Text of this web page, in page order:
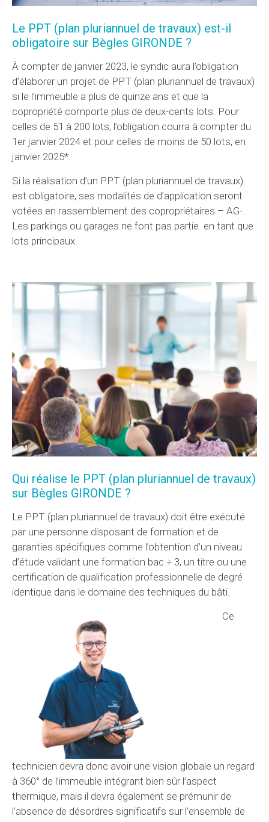
Le PPT (plan pluriannuel de travaux) est-il
obligatoire sur Bègles GIRONDE ?
À compter de janvier 2023, le syndic aura l’obligation
d’élaborer un projet de PPT (plan pluriannuel de travaux)
si le l’immeuble a plus de quinze ans et que la
copropriété comporte plus de deux-cents lots. Pour
celles de 51 à 200 lots, l’obligation courra à compter du
1er janvier 2024 et pour celles de moins de 50 lots, en
janvier 2025*.
Si la réalisation d’un PPT (plan pluriannuel de travaux)
est obligatoire, ses modalités de d’application seront
votées en rassemblement des copropriétaires – AG-.
Les parkings ou garages ne font pas partie en tant que
lots principaux.
Qui réalise le PPT (plan pluriannuel de travaux)
sur Bègles GIRONDE ?
Le PPT (plan pluriannuel de travaux) doit être exécuté
par une personne disposant de formation et de
garanties spécifiques comme l’obtention d’un niveau
d’étude validant une formation bac + 3, un titre ou une
certification de qualification professionnelle de degré
identique dans le domaine des techniques du bâti.
Ce
technicien devra donc avoir une vision globale un regard
à 360° de l’immeuble intégrant bien sûr l’aspect
thermique, mais il devra également se prémunir de
l’absence de désordres significatifs sur l’ensemble de